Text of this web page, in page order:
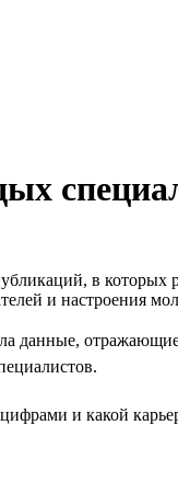
в которых
и настроения
данные,
и какой